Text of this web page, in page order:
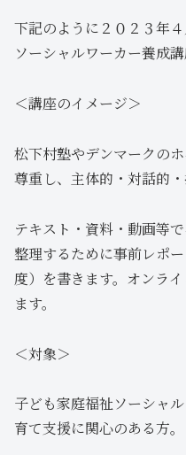
下記のように２０２３年
ソーシャルワーカー養成
＜講座のイメージ＞
松下村塾やデンマークの
尊重し、主体的・対話的
テキスト・資料・動画等
整理するために事前レポ
度）を書きます。オンラ
ます。
＜対象＞
子ども家庭福祉ソーシャ
育て支援に関心のある方。